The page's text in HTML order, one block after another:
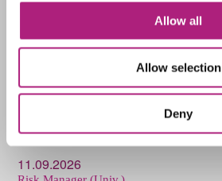
Allow all
Allow selection
Deny
Telefax: +49 (821) 598-4720
service@zww.uni-augsburg.de
11.09.2026